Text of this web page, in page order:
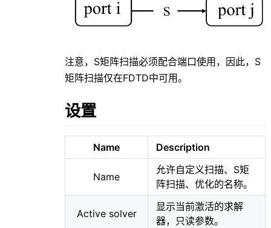
注意，S矩阵扫描必须配合端口使用，因此，S
矩阵扫描仅在FDTD中可用。
设置
Name Description
Name
允许自定义扫描、S矩
阵扫描、优化的名称。
Active solver
显示当前激活的求解
器，只读参数。